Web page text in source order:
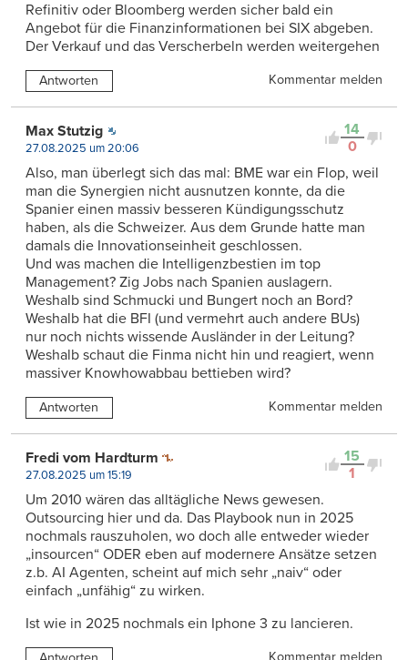
Refinitiv oder Bloomberg werden sicher bald ein
Angebot für die Finanzinformationen bei SIX abgeben.
Der Verkauf und das Verscherbeln werden weitergehen
Antworten Kommentar melden
14
0
Max Stutzig
27.08.2025 um 20:06
Also, man überlegt sich das mal: BME war ein Flop, weil
man die Synergien nicht ausnutzen konnte, da die
Spanier einen massiv besseren Kündigungsschutz
haben, als die Schweizer. Aus dem Grunde hatte man
damals die Innovationseinheit geschlossen.
Und was machen die Intelligenzbestien im top
Management? Zig Jobs nach Spanien auslagern.
Weshalb sind Schmucki und Bungert noch an Bord?
Weshalb hat die BFI (und vermehrt auch andere BUs)
nur noch nichts wissende Ausländer in der Leitung?
Weshalb schaut die Finma nicht hin und reagiert, wenn
massiver Knowhowabbau bettieben wird?
Antworten Kommentar melden
15
1
Fredi vom Hardturm
27.08.2025 um 15:19
Um 2010 wären das alltägliche News gewesen.
Outsourcing hier und da. Das Playbook nun in 2025
nochmals rauszuholen, wo doch alle entweder wieder
„insourcen“ ODER eben auf modernere Ansätze setzen
z.b. AI Agenten, scheint auf mich sehr „naiv“ oder
einfach „unfähig“ zu wirken.
Ist wie in 2025 nochmals ein Iphone 3 zu lancieren.
Kommentar melden